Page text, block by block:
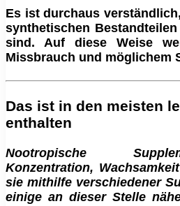
Es ist durchaus
synthetischen
sind. Auf diese Weise
Missbrauch und möglichem
Das ist in den meisten
enthalten
Nootropische
Konzentration,
sie mithilfe verschiedener
einige an dieser Stelle